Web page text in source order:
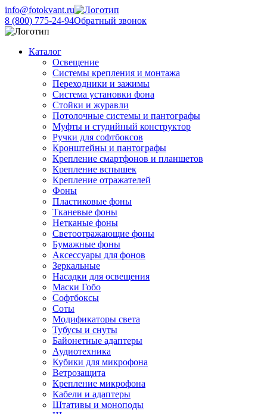
info@fotokvant.ru
8 (800) 775-24-94Обратный звонок
Каталог
Освещение
Системы крепления и монтажа
Переходники и зажимы
Система установки фона
Стойки и журавли
Потолочные системы и пантографы
Муфты и студийный конструктор
Ручки для софтбоксов
Кронштейны и пантографы
Крепление смартфонов и планшетов
Крепление вспышек
Крепление отражателей
Фоны
Пластиковые фоны
Тканевые фоны
Нетканые фоны
Светоотражающие фоны
Бумажные фоны
Аксессуары для фонов
Зеркальные
Насадки для освещения
Маски Гобо
Софтбоксы
Соты
Модификаторы света
Тубусы и снуты
Байонетные адаптеры
Аудиотехника
Кубики для микрофона
Ветрозащита
Крепление микрофона
Кабели и адаптеры
Штативы и моноподы